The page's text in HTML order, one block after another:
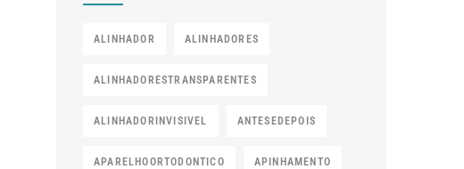
ALINHADOR ALINHADORES
ALINHADORESTRANSPARENTES
ALINHADORINVISIVEL ANTESEDEPOIS
APARELHOORTODONTICO APINHAMENTO